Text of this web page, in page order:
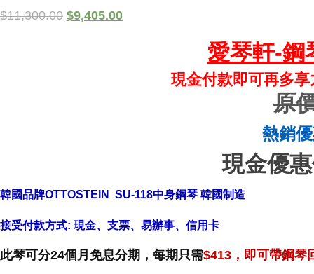
$11,300.00 $9,405.00
愛琴軒-鋼
現金付款即可再多
原
熱銷
現金優
韓國品牌OTTOSTEIN SU-118中身鋼琴 韓國制造
接受付款方式: 現金、支票、 易辦事、信用卡
此琴可分24個月 免息分期，每期只需$413，即可帶鋼琴